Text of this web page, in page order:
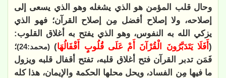
وحال قلب المؤمن هو الذي يشغله وهو الذي يسعى إلى
إصلاحه، ولا إصلاح أفضل مِن إصلاح القرآن؛ فهو الذي
يزكي الله به النفوس، وهو الذي يفتح به أغلاق القلوب:
(أَفَلَا يَتَدَبَّرُونَ الْقُرْآنَ أَمْ عَلَى قُلُوبٍ أَقْفَالُهَا) (محمد:24)
؛
فَمَن تدبر القرآن فتح أغلاق قلبه، تفتح أقفال قلبه ويزول
ما فيها مِن الفساد، ويحل محلها الحكمة والإيمان، هذا كله